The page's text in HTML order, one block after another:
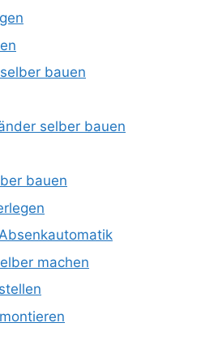
bauen
selber bauen
bauen
machen